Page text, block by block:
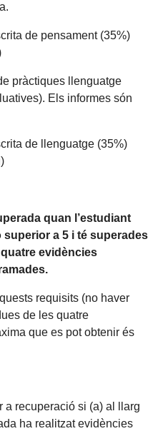
de pensament (35%)
pràctiques llenguatge
Els informes són
de llenguatge (35%)
quan l’estudiant
a 5 i té superades
evidències
requisits (no haver
de les quatre
que es pot obtenir és
a recuperació si (a) al llarg
ha realitzat evidències